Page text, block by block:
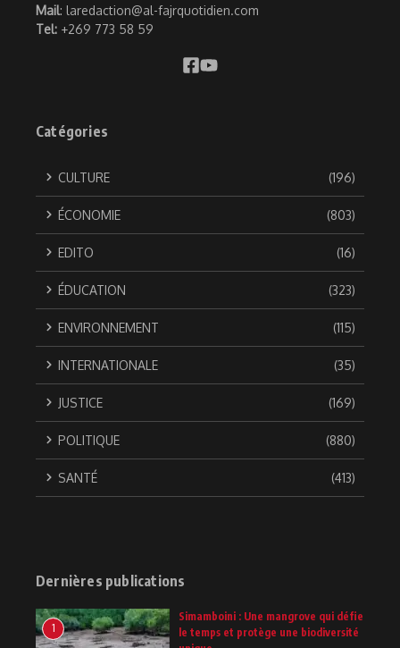
Mail: laredaction@al-fajrquotidien.com
Tel: +269 773 58 59
Catégories
CULTURE (196)
ÉCONOMIE (803)
EDITO (16)
ÉDUCATION (323)
ENVIRONNEMENT (115)
INTERNATIONALE (35)
JUSTICE (169)
POLITIQUE (880)
SANTÉ (413)
Dernières publications
1
Simamboini : Une mangrove qui défie
le temps et protège une biodiversité